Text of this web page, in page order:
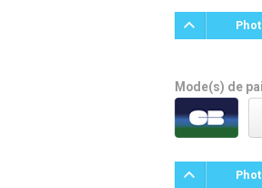
Mode(s) de